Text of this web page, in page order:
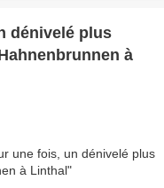
dénivelé plus
à